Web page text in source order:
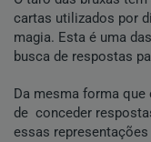
cartas utilizados por
magia. Esta é uma
busca de respostas
Da mesma forma
de conceder
essas